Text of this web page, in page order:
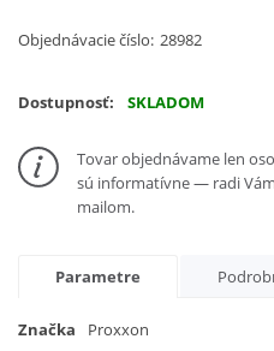
Objednávacie číslo: 28982
Dostupnosť: SKLADOM
Tovar objednávame len
sú informatívne — radi
mailom.
Parametre
Značka Proxxon